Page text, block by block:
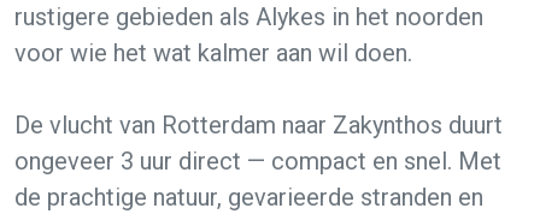
rustigere gebieden als Alykes in het noorden
voor wie het wat kalmer aan wil doen.
De vlucht van Rotterdam naar Zakynthos duurt
ongeveer 3 uur direct — compact en snel. Met
de prachtige natuur, gevarieerde stranden en